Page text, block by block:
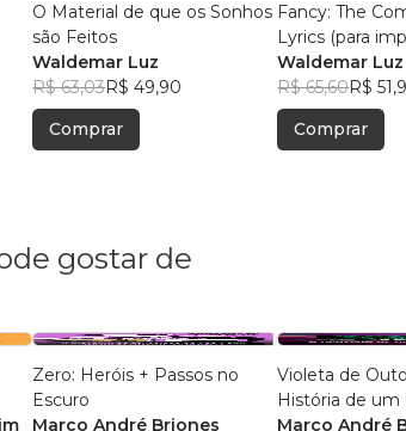
O Material de que os Sonhos
são Feitos
Waldemar Luz
R$ 63,03R$ 49,90
Comprar
Fancy: The
Lyrics (para
versão final)
Waldemar Luz
R$ 65,60R$
Comprar
gostar de
Zero: Heróis + Passos no
Escuro
Marco André Briones
Violeta de
História de um
Rock
Marco André